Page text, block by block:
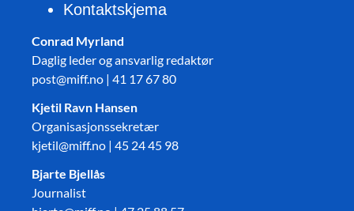
Kontaktskjema
Conrad Myrland
Daglig leder og ansvarlig redaktør
post@miff.no | 41 17 67 80
Kjetil Ravn Hansen
Organisasjonssekretær
kjetil@miff.no | 45 24 45 98
Bjarte Bjellås
Journalist